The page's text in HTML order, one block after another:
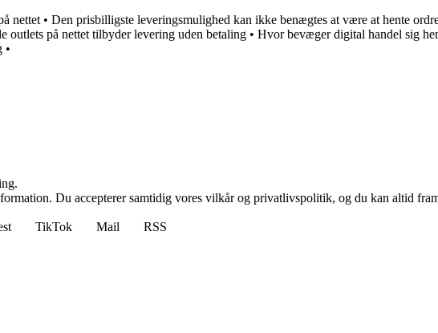
nettet • Den prisbilligste leveringsmulighed kan ikke benægtes at være at hente
outlets på nettet tilbyder levering uden betaling • Hvor bevæger digital handel sig
•
Du accepterer samtidig vores vilkår og privatlivspolitik, og du kan altid
TikTok Mail
RSS